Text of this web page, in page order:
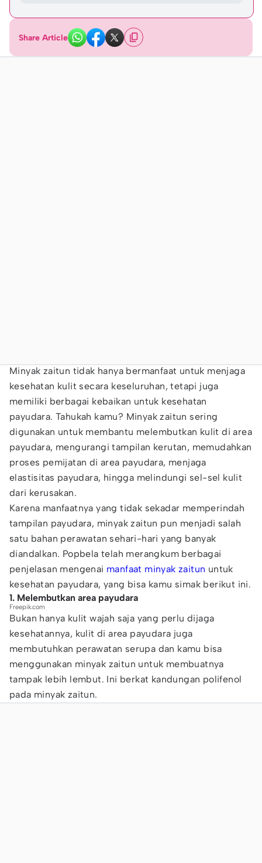
Share Article
Minyak zaitun tidak hanya bermanfaat untuk menjaga
kesehatan kulit secara keseluruhan, tetapi juga
memiliki berbagai kebaikan untuk kesehatan
payudara. Tahukah kamu? Minyak zaitun sering
digunakan untuk membantu melembutkan kulit di area
payudara, mengurangi tampilan kerutan, memudahkan
proses pemijatan di area payudara, menjaga
elastisitas payudara, hingga melindungi sel-sel kulit
dari kerusakan.
Karena manfaatnya yang tidak sekadar memperindah
tampilan payudara, minyak zaitun pun menjadi salah
satu bahan perawatan sehari-hari yang banyak
diandalkan. Popbela telah merangkum berbagai
penjelasan mengenai manfaat minyak zaitun untuk
kesehatan payudara, yang bisa kamu simak berikut ini.
1. Melembutkan area payudara
Freepik.com
Bukan hanya kulit wajah saja yang perlu dijaga
kesehatannya, kulit di area payudara juga
membutuhkan perawatan serupa dan kamu bisa
menggunakan minyak zaitun untuk membuatnya
tampak lebih lembut. Ini berkat kandungan polifenol
pada minyak zaitun.